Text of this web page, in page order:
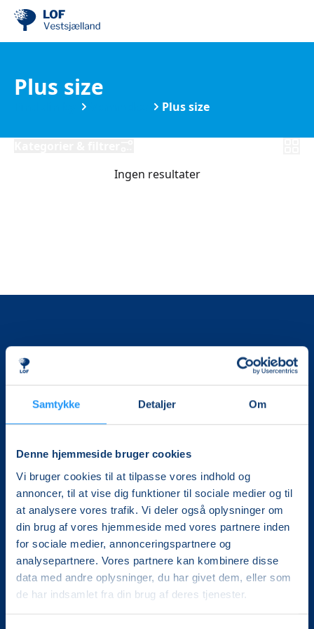
Samtykke Detaljer Om
Denne hjemmeside bruger cookies
Vi bruger cookies til at tilpasse vores indhold og
annoncer, til at vise dig funktioner til sociale medier og til
at analysere vores trafik. Vi deler også oplysninger om
din brug af vores hjemmeside med vores partnere inden
for sociale medier, annonceringspartnere og
analysepartnere. Vores partnere kan kombinere disse
data med andre oplysninger, du har givet dem, eller som
de har indsamlet fra din brug af deres tjenester.
Plus size
Plus size
Ingen resultater
Det, der er vigtigt for samfundet, er vigtigt for os
Vi skaber rammerne for meningsfulde møder mellem
mere end 100.000 deltagere i hele landet med kurser,
foredrag og oplevelser.
LOF Vestsjælland
Gl. Torv 4A, 1.
4200 Slagelse
CVR. 30228510
Tlf.: 5852 5681